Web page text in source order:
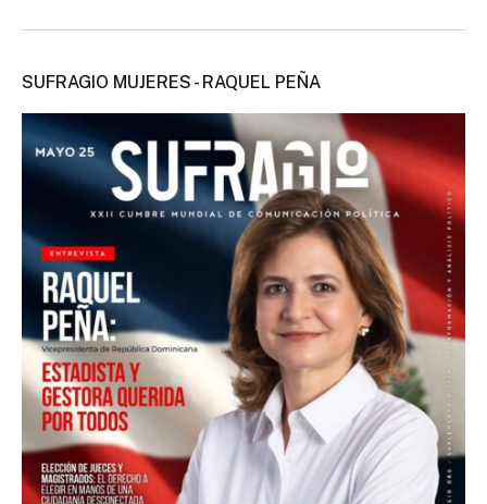
SUFRAGIO MUJERES - RAQUEL PEÑA